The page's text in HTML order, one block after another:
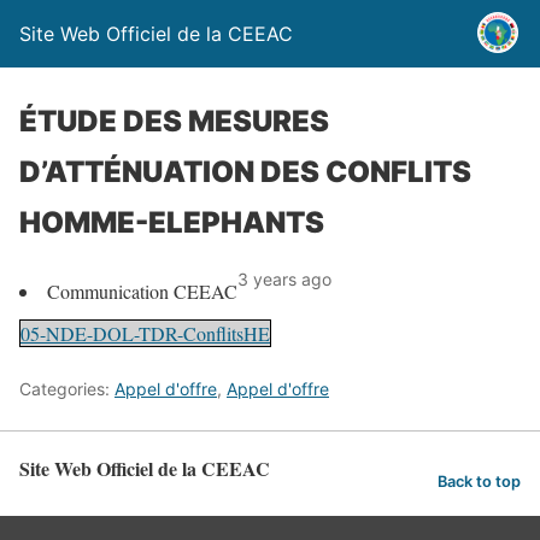
Site Web Officiel de la CEEAC
ÉTUDE DES MESURES
D’ATTÉNUATION DES CONFLITS
HOMME-ELEPHANTS
Communication CEEAC3 years ago
05-NDE-DOL-TDR-ConflitsHE
Categories: Appel d'offre, Appel d'offre
Site Web Officiel de la CEEAC Back to top